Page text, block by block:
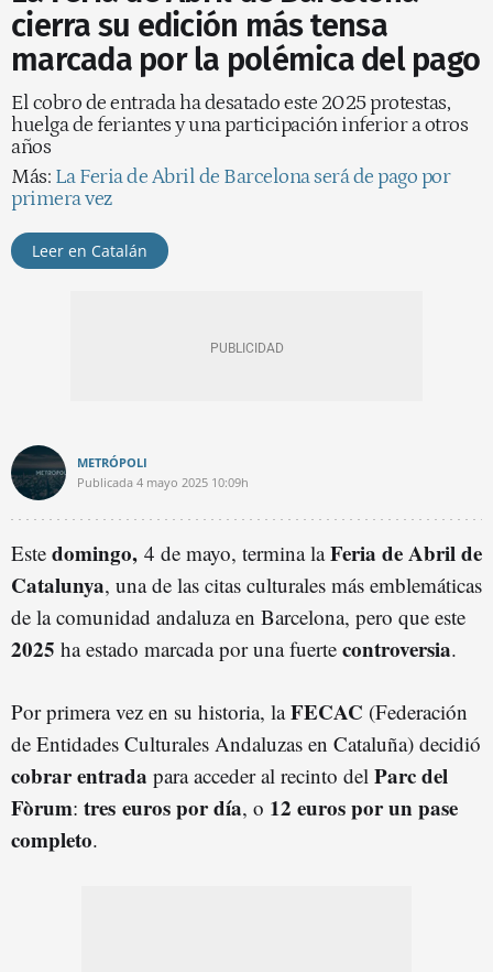
cierra su edición más tensa
marcada por la polémica del pago
El cobro de entrada ha desatado este 2025 protestas,
huelga de feriantes y una participación inferior a otros
años
Más: La Feria de Abril de Barcelona será de pago por
primera vez
Leer en Catalán
METRÓPOLI
Publicada 4 mayo 2025 10:09h
Este domingo, 4 de mayo, termina laFeria de Abril de
Catalunya, una de las citas culturales más emblemáticas
de la comunidad andaluza en Barcelona, pero que este
2025 ha estado marcada por una fuerte controversia.
Por primera vez en su historia, laFECAC (Federación
de Entidades Culturales Andaluzas en Cataluña) decidió
cobrar entrada para acceder al recinto del Parc del
Fòrum: tres euros por día, o 12 euros por un pase
completo.